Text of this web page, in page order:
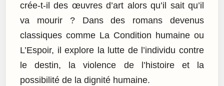
crée-t-il des œuvres d’art alors qu’il sait qu’il
va mourir ? Dans des romans devenus
classiques comme La Condition humaine ou
L’Espoir, il explore la lutte de l’individu contre
le destin, la violence de l’histoire et la
possibilité de la dignité humaine.